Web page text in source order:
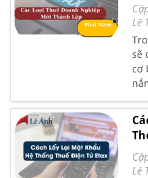
ra
Lê
sẽ
cơ
Lê